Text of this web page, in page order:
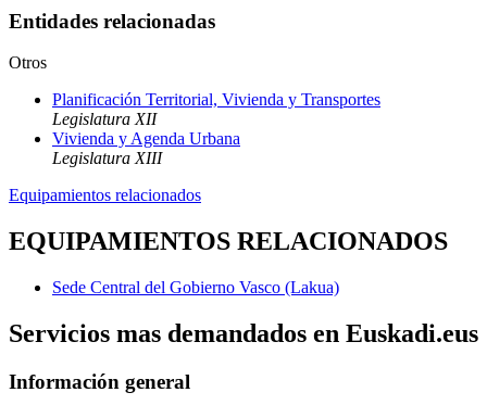
Entidades relacionadas
Otros
Planificación Territorial, Vivienda y Transportes
Legislatura XII
Vivienda y Agenda Urbana
Legislatura XIII
Equipamientos relacionados
EQUIPAMIENTOS RELACIONADOS
Sede Central del Gobierno Vasco (Lakua)
Servicios mas demandados en Euskadi.eus
Información general